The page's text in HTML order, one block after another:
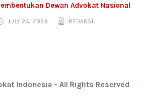
Dewan Advokat Nasional
JULY 25, 2024 REDAKSI
Indonesia - All Rights Reserved